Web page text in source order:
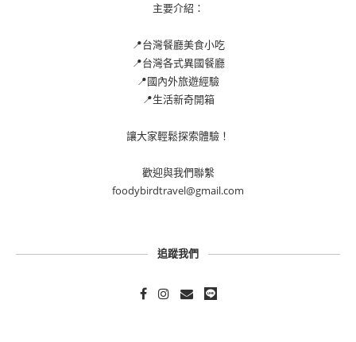
主要介紹：
📍台灣餐廳美食小吃
📍台灣各式異國餐廳
📍國內外旅遊經驗
📍生活新奇開箱
讓大家輕鬆探索體驗！
歡迎與我們聯繫
foodybirdtravel@gmail.com
追蹤我們